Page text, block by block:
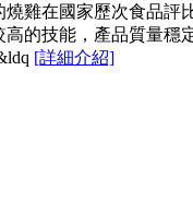
雞在國家歷次食品
的技能，產品質量穩
[詳細介紹]